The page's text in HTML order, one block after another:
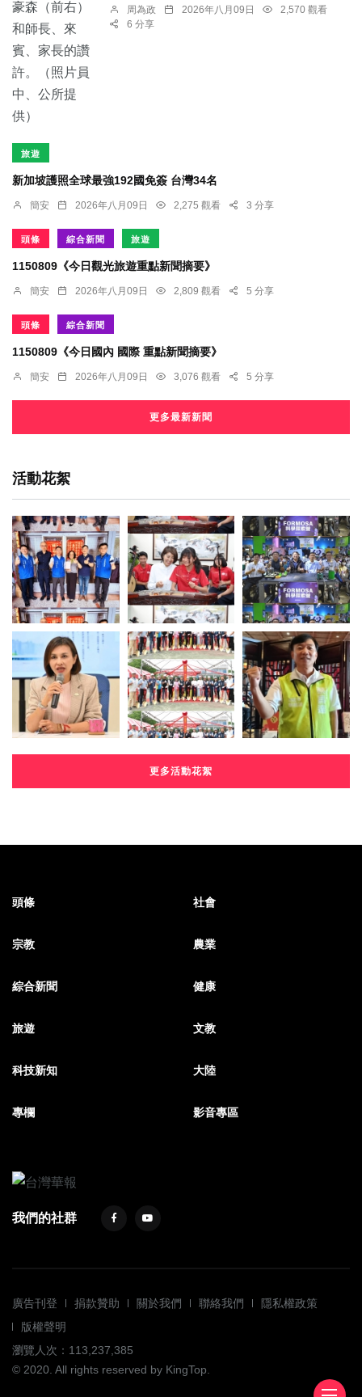
周為政 2026年八月09日
2,570 觀看
6 分享
旅遊
新加坡護照全球最強192國免簽 台灣34名
簡安 2026年八月09日 2,275 觀看 3 分享
頭條 綜合新聞 旅遊
1150809《今日觀光旅遊重點新聞摘要》
簡安 2026年八月09日 2,809 觀看 5 分享
頭條 綜合新聞
1150809《今日國內 國際 重點新聞摘要》
簡安 2026年八月09日 3,076 觀看 5 分享
更多最新新聞
活動花絮
更多活動花絮
頭條 社會
宗教 農業
綜合新聞 健康
旅遊 文教
科技新知 大陸
專欄 影音專區
我們的社群
廣告刊登 捐款贊助 關於我們 聯絡我們
隱私權政策
版權聲明
瀏覽人次：113,237,385
© 2020. All rights reserved by KingTop.